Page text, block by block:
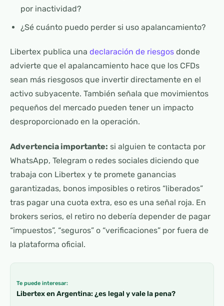
por inactividad?
¿Sé cuánto puedo perder si uso apalancamiento?
Libertex publica una declaración de riesgos donde
advierte que el apalancamiento hace que los CFDs
sean más riesgosos que invertir directamente en el
activo subyacente. También señala que movimientos
pequeños del mercado pueden tener un impacto
desproporcionado en la operación.
Advertencia importante: si alguien te contacta por
WhatsApp, Telegram o redes sociales diciendo que
trabaja con Libertex y te promete ganancias
garantizadas, bonos imposibles o retiros “liberados”
tras pagar una cuota extra, eso es una señal roja. En
brokers serios, el retiro no debería depender de pagar
“impuestos”, “seguros” o “verificaciones” por fuera de
la plataforma oficial.
Te puede interesar:
Libertex en Argentina: ¿es legal y vale la pena?